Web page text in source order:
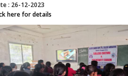
: 26-12-2023
here for details